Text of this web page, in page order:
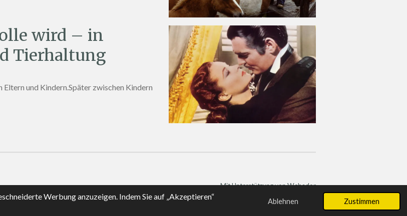
Werbung anzuzeigen. Indem Sie auf „Akzeptieren“
Ablehnen Zustimmen
wird – in
Tierhaltung
und Kindern.Später zwischen Kindern
Mit Unterstützung vonWebador